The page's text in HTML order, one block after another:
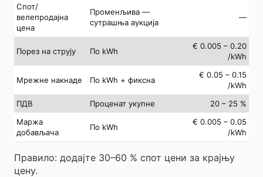
Спот/
велепродајна
цена
Променљива —
сутрашња аукција
—
Порез на струју По kWh
€ 0.005 – 0.20
/kWh
Мрежне накнаде По kWh + фиксна
€ 0.05 – 0.15
/kWh
ПДВ
Проценат укупне
20 – 25 %
Маржа
добављача
По kWh
€ 0.005 – 0.05
/kWh
Правило: додајте 30–60 % спот цени за крајњу
цену.